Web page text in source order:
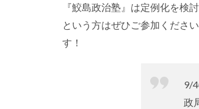
『鮫島政治塾』は定例化を検
という方はぜひご参加くださ
す！
9/
政